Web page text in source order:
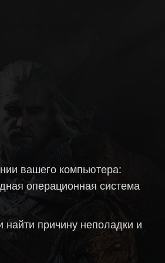
вашего компьютера:
операционная система
найти причину неполадки и